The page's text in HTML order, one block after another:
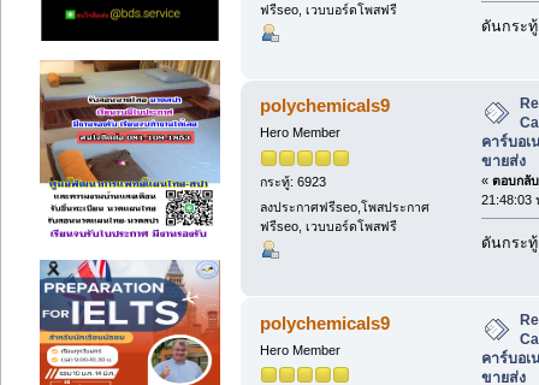
ฟรีseo, เวบบอร์ดโพสฟรี
ดันกระทู้
polychemicals9
Hero Member
กระทู้: 6923
ลงประกาศฟรีseo,โพสประกาศ
ฟรีseo, เวบบอร์ดโพสฟรี
คาร์บอเ
ขายส่ง
« ตอบกลั
21:48:03
ดันกระทู้
polychemicals9
Hero Member
คาร์บอเ
ขายส่ง